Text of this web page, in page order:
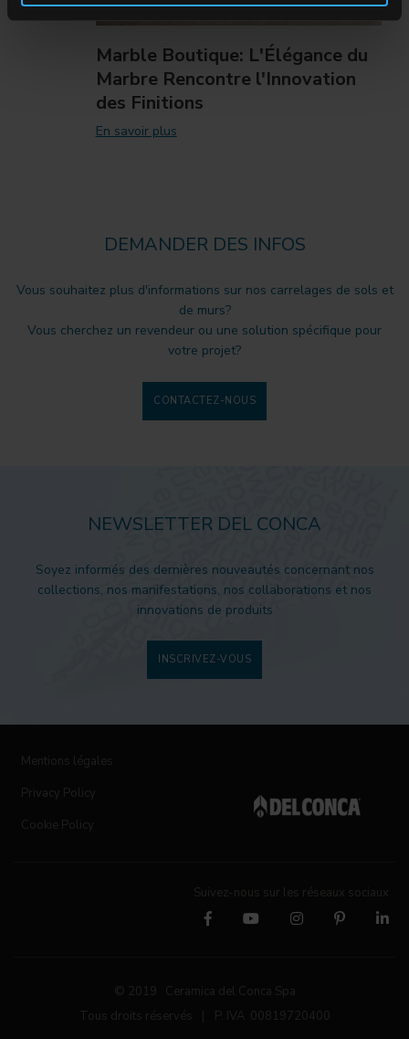
Marble Boutique: L'Élégance du
Marbre Rencontre l'Innovation
des Finitions
En savoir plus
DEMANDER DES INFOS
Vous souhaitez plus d'informations sur nos carrelages de sols et
de murs?
Vous cherchez un revendeur ou une solution spécifique pour
votre projet?
CONTACTEZ-NOUS
NEWSLETTER DEL CONCA
Soyez informés des dernières nouveautés concernant nos
collections, nos manifestations, nos collaborations et nos
innovations de produits
INSCRIVEZ-VOUS
Mentions légales
Privacy Policy
Cookie Policy
Suivez-nous sur les réseaux sociaux
© 2019 Ceramica del Conca Spa
Tous droits réservés
P. IVA 00819720400